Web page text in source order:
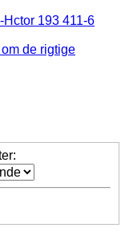
193 411-6
de rigtige